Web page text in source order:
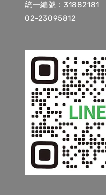
統一編號：31882181
02-23095812